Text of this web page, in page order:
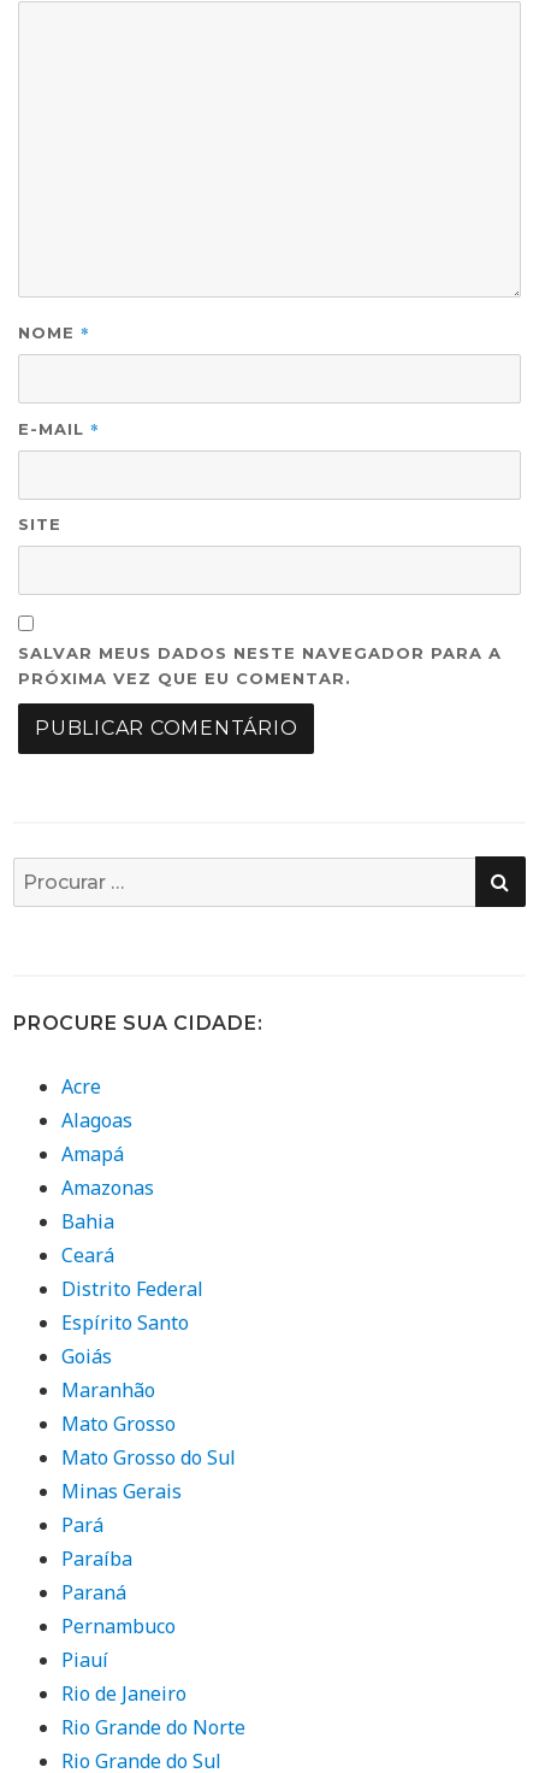
NOME *
E-MAIL *
SITE
SALVAR MEUS DADOS NESTE NAVEGADOR PARA A
PRÓXIMA VEZ QUE EU COMENTAR.
Busca
por:
PROCURE SUA CIDADE:
Acre
Alagoas
Amapá
Amazonas
Bahia
Ceará
Distrito Federal
Espírito Santo
Goiás
Maranhão
Mato Grosso
Mato Grosso do Sul
Minas Gerais
Pará
Paraíba
Paraná
Pernambuco
Piauí
Rio de Janeiro
Rio Grande do Norte
Rio Grande do Sul